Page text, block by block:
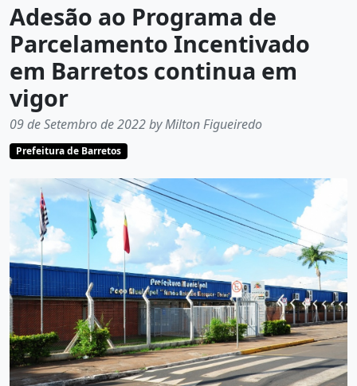
Adesão ao Programa de
Parcelamento Incentivado
em Barretos continua em
vigor
09 de Setembro de 2022 by Milton Figueiredo
Prefeitura de Barretos